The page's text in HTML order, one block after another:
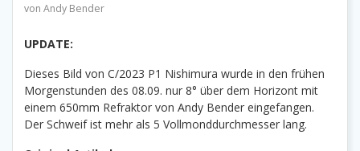
von Andy Bender
UPDATE:
Dieses Bild von C/2023 P1 Nishimura wurde in den frühen
Morgenstunden des 08.09. nur 8° über dem Horizont mit
einem 650mm Refraktor von Andy Bender eingefangen.
Der Schweif ist mehr als 5 Vollmonddurchmesser lang.